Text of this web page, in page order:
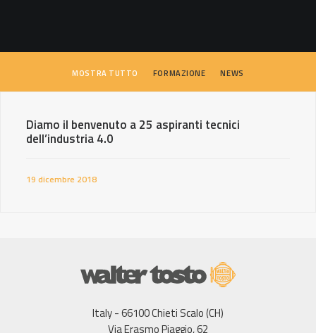
MOSTRA TUTTO FORMAZIONE NEWS
Diamo il benvenuto a 25 aspiranti tecnici
dell’industria 4.0
19 dicembre 2018
Italy - 66100 Chieti Scalo (CH)
Via Erasmo Piaggio, 62